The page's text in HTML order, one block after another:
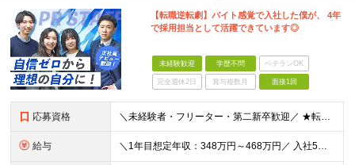
【転職逆転劇】バイト感覚で入社した僕が、 4年
で採用担当として活躍できています◎
未経験歓迎 学歴不問 ベテランOK
完全週休2日 賞与複数月 面接1回
応募資格 ＼未経験者・フリーター・第二新卒歓迎／ ★転職回数4回の社員も現在は中心メンバーとして活躍中 ◆正社員デビューOK！ ◆学歴・経験一切不問 ▼----面接担当者より----▼ 「過去は変えられない
給与 ＼1年目想定年収：348万円～468万円／ 入社5年目で月給60.8万円も実現可能！ 月給：25万円～35万円＋交通費全額支給＋資格手当＋賞与など ※経験・スキルを考慮の上、決定します ※残業代は